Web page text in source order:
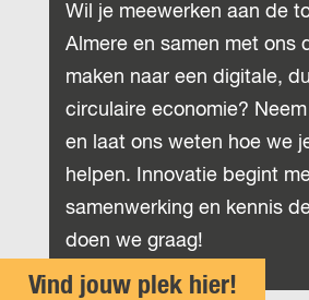
Wil je meewerken aan de
Almere en samen met ons
maken naar een digitale,
circulaire economie?
en laat ons weten hoe we
helpen. Innovatie begint
samenwerking en kennis
doen we graag!
Vind jouw plek hier!